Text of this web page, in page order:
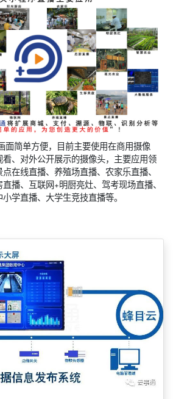
面简单方便，目前主要使用在商用摄像
、对外公开展示的摄像头，主要应用领
在线直播、养殖场直播、农家乐直播、
播、互联网 + 明厨亮灶、驾考现场直播、
学直播、大学生竞技直播等。